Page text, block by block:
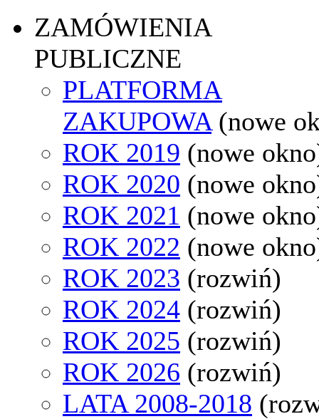
ZAMÓWIENIA
PUBLICZNE
PLATFORMA
ZAKUPOWA (nowe
ROK 2019 (nowe
ROK 2020 (nowe
ROK 2021 (nowe
ROK 2022 (nowe
ROK 2023 (rozwiń)
ROK 2024 (rozwiń)
ROK 2025 (rozwiń)
ROK 2026 (rozwiń)
LATA 2008-2018